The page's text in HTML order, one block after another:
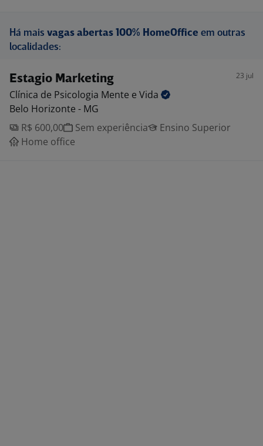
Há mais vagas abertas 100% HomeOffice em outras
localidades:
Estagio Marketing 23 jul
Clínica de Psicologia Mente e Vida
Belo Horizonte - MG
R$ 600,00
Sem experiência
Ensino Superior
Home office